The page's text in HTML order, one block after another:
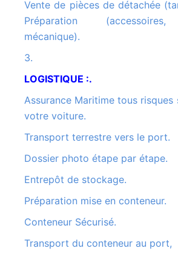
Vente de pièces de détachée (tarif direct USA),
Préparation (accessoires,
mécanique).
3.
LOGISTIQUE :.
Assurance Maritime tous risques sur la valeur de
votre voiture.
Transport terrestre vers le port.
Dossier photo étape par étape.
Entrepôt de stockage.
Préparation mise en conteneur.
Conteneur Sécurisé.
Transport du conteneur au port,